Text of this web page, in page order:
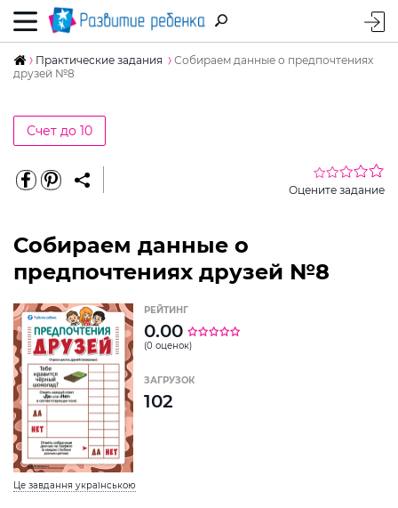
Практические задания
Собираем данные о предпочтениях
друзей №8
Счет до 10
Оцените задание
Собираем данные о
предпочтениях друзей №8
Це завдання українською
РЕЙТИНГ
0.00
(0 оценок)
ЗАГРУЗОК
102